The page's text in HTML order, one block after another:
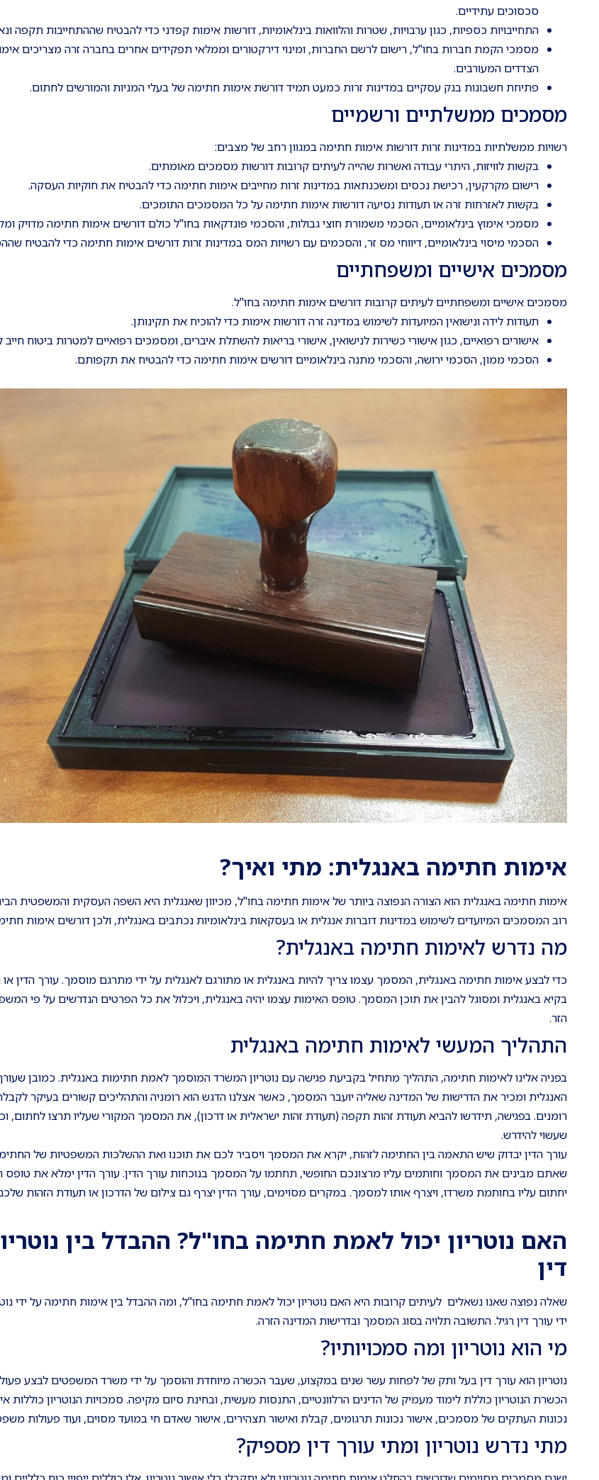
סכסוכים עתידיים.
התחייבויות כספיות, כגון ערבויות, שטרות והלוואות בינלאומיות, דורשות אימות קפדני כדי להבטיח שההתחייבות תקפה
מסמכי הקמת חברות בחו"ל, רישום לרשם החברות, ומינוי דירקטורים וממלאי תפקידים אחרים בחברה זרה מצריכים
הצדדים המעורבים.
פתיחת חשבונות בנק עסקיים במדינות זרות כמעט תמיד דורשת אימות חתימה של בעלי המניות והמורשים לחתום.
מסמכים ממשלתיים ורשמיים
רשויות ממשלתיות במדינות זרות דורשות אימות חתימה במגוון רחב של מצבים:
בקשות לוויזות, היתרי עבודה ואשרות שהייה לעיתים קרובות דורשות מסמכים מאומתים.
רישום מקרקעין, רכישת נכסים ומשכנתאות במדינות זרות מחייבים אימות חתימה כדי להבטיח את חוקיות העסקה.
בקשות לאזרחות זרה או תעודות נסיעה דורשות אימות חתימה על כל המסמכים התומכים.
מסמכי אימוץ בינלאומיים, הסכמי משמורת חוצי גבולות, והסכמי פונדקאות בחו"ל כולם דורשים אימות חתימה מדויק
הסכמי מיסוי בינלאומיים, דיווחי מס זר, והסכמים עם רשויות המס במדינות זרות דורשים אימות חתימה כדי להבטיח
מסמכים אישיים ומשפחתיים
מסמכים אישיים ומשפחתיים לעיתים קרובות דורשים אימות חתימה בחו"ל.
תעודות לידה ונישואין המיועדות לשימוש במדינה זרה דורשות אימות כדי להוכיח את תקינותן.
אישורים רפואיים, כגון אישורי כשירות לנישואין, אישורי בריאות להשתלת איברים, ומסמכים רפואיים למטרות ביטוח
הסכמי ממון, הסכמי ירושה, והסכמי מתנה בינלאומיים דורשים אימות חתימה כדי להבטיח את תקפותם.
אימות חתימה באנגלית: מתי ואיך?
אימות חתימה באנגלית הוא הצורה הנפוצה ביותר של אימות חתימה בחו"ל, מכיוון שאנגלית היא השפה העסקית והמשפטית
רוב המסמכים המיועדים לשימוש במדינות דוברות אנגלית או בעסקאות בינלאומיות נכתבים באנגלית, ולכן דורשים אימות
מה נדרש לאימות חתימה באנגלית?
כדי לבצע אימות חתימה באנגלית, המסמך עצמו צריך להיות באנגלית או מתורגם לאנגלית על ידי מתרגם מוסמך. עורך הדין או
בקיא באנגלית ומסוגל להבין את תוכן המסמך. טופס האימות עצמו יהיה באנגלית, ויכלול את כל הפרטים הנדרשים על פי
הזר.
התהליך המעשי לאימות חתימה באנגלית
בפניה אלינו לאימות חתימה, התהליך מתחיל בקביעת פגישה עם נוטריון המשרד המוסמך לאמת חתימות באנגלית. כמובן
האנגלית ומכיר את הדרישות של המדינה שאליה יועבר המסמך, כאשר אצלנו הדגש הוא רומניה והתהליכים קשורים בעיקר
רומנים. בפגישה, תידרשו להביא תעודת זהות תקפה (תעודת זהות ישראלית או דרכון), את המסמך המקורי שעליו תרצו
שעשוי להידרש.
עורך הדין יבדוק שיש התאמה בין החתימה לזהות, יקרא את המסמך ויסביר לכם את תוכנו ואת ההשלכות המשפטיות של
שאתם מבינים את המסמך וחותמים עליו מרצונכם החופשי, תחתמו על המסמך בנוכחות עורך הדין. עורך הדין ימלא את טופס
יחתום עליו בחותמת משרדו, ויצרף אותו למסמך. במקרים מסוימים, עורך הדין יצרף גם צילום של הדרכון או תעודת הזהות
האם נוטריון יכול לאמת חתימה בחו"ל? ההבדל בין
דין
שאלה נפוצה שאנו נשאלים לעיתים קרובות היא האם נוטריון יכול לאמת חתימה בחו"ל, ומה ההבדל בין אימות חתימה על ידי
ידי עורך דין רגיל. התשובה תלויה בסוג המסמך ובדרישות המדינה הזרה.
מי הוא נוטריון ומה סמכויותיו?
נוטריון הוא עורך דין בעל ותק של לפחות עשר שנים במקצוע, שעבר הכשרה מיוחדת והוסמך על ידי משרד המשפטים לבצע
הכשרת הנוטריון כוללת לימוד מעמיק של הדינים הרלוונטיים, התנסות מעשית, ובחינת סיום מקיפה. סמכויות הנוטריון כוללות
נכונות העתקים של מסמכים, אישור נכונות תרגומים, קבלת ואישור תצהירים, אישור שאדם חי במועד מסוים, ועוד פעולות
מתי נדרש נוטריון ומתי עורך דין מספיק?